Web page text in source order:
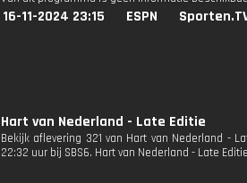
16-11-2024 23:15 ESPN
Hart van Nederland - Late Editie
Bekijk aflevering 321 van Hart van Nederland -
22:32 uur bij SBS6. Hart van Nederland - Late